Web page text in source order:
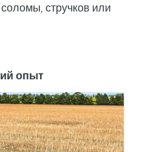
стручков или
опыт